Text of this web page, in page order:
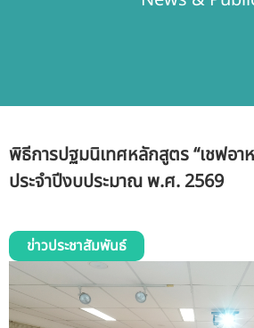
เกี่ยวกับสถาบัน
บุคลากรสถาบัน
ระบบสารสนเทศ (ใน)
ติดต่อเรา
พิธีการปฐมนิเทศหลักสูตร “เชฟอา
ประจำปีงบประมาณ พ.ศ. 2569
ข่าวประชาสัมพันธ์